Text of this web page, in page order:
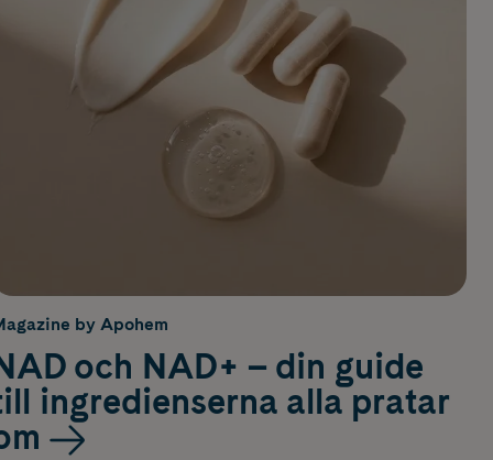
by Apohem
och NAD+ – din guide
ingredienserna alla pratar